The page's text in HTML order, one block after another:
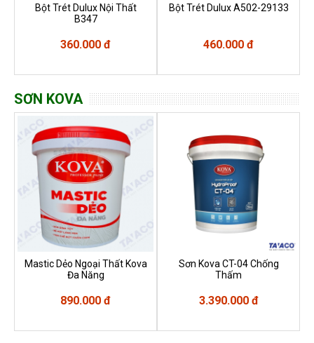
Bột Trét Dulux Nội Thất
B347
360.000 đ
Bột Trét Dulux A502-29133
460.000 đ
SƠN KOVA
Mastic Dẻo Ngoại Thất Kova
Đa Năng
890.000 đ
Sơn Kova CT-04 Chống
Thấm
3.390.000 đ